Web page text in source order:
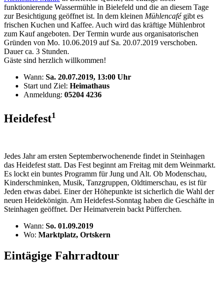
funktionierende Wassermühle in Bielefeld und die an diesem Tage
zur Besichtigung geöffnet ist. In dem kleinen Mühlencafégibt es
frischen Kuchen und Kaffee. Auch wird das kräftige Mühlenbrot
zum Kauf angeboten. Der Termin wurde aus organisatorischen
Gründen von Mo. 10.06.2019 auf Sa. 20.07.2019 verschoben.
Dauer ca. 3 Stunden.
Gäste sind herzlich willkommen!
Wann: Sa. 20.07.2019, 13:00 Uhr
Start und Ziel: Heimathaus
Anmeldung: 05204 4236
Heidefest1
Jedes Jahr am ersten Septemberwochenende findet in Steinhagen
das Heidefest statt. Das Fest beginnt am Freitag mit dem Weinmarkt.
Es lockt ein buntes Programm für Jung und Alt. Ob Modenschau,
Kinderschminken, Musik, Tanzgruppen, Oldtimerschau, es ist für
Jeden etwas dabei. Einer der Höhepunkte ist sicherlich die Wahl der
neuen Heidekönigin. Am Heidefest-Sonntag haben die Geschäfte in
Steinhagen geöffnet. Der Heimatverein backt Püfferchen.
Wann: So. 01.09.2019
Wo: Marktplatz, Ortskern
Eintägige Fahrradtour